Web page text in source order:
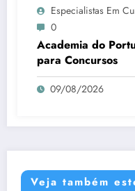
Especialistas Em
0
Academia do
para Concursos
09/08/2026
Veja também